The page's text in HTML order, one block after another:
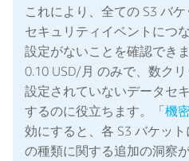
これにより、全ての S3 バケ
セキュリティイベントにつ
設定がないことを確認でき
0.10 USD/月 のみで、数ク
設定されていないデータセ
するのに役立ちます。「機
効にすると、各 S3 バケッ
の種類に関する追加の洞察